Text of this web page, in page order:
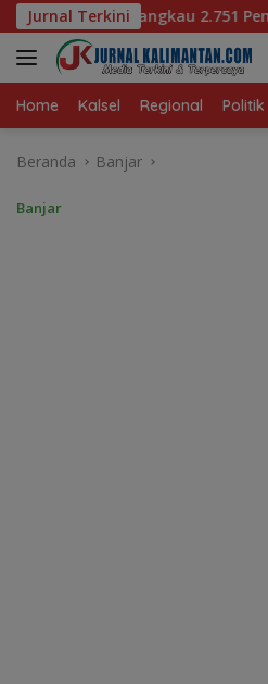
Langsung
ke
konten
Jurnal Terkini
Penerima Bagaimana
Home Kalsel Regional Politik
Beranda Banjar
Banjar